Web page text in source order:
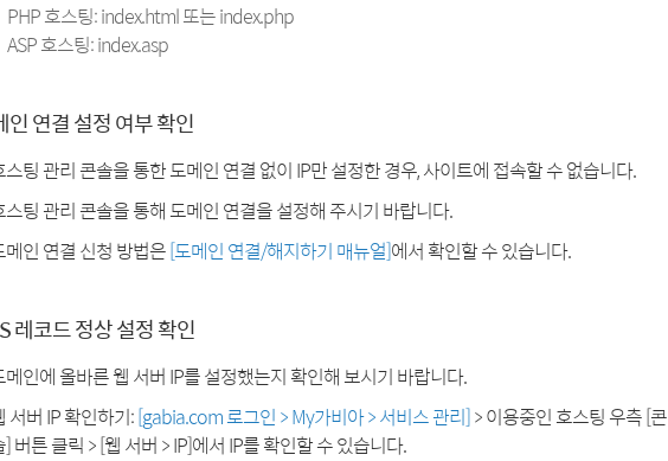
PHP 호스팅: index.html 또는 index.php
ASP 호스팅: index.asp
인 연결 설정 여부 확인
스팅 관리 콘솔을 통한 도메인 연결 없이 IP만 설정한 경우, 사이트에 접속할 수 없습니다.
스팅 관리 콘솔을 통해 도메인 연결을 설정해 주시기 바랍니다.
메인 연결 신청 방법은[도메인 연결/해지하기 매뉴얼]에서 확인할 수 있습니다.
레코드 정상 설정 확인
메인에 올바른 웹 서버 IP를 설정했는지 확인해 보시기 바랍니다.
서버 IP 확인하기:[gabia.com 로그인 > My가비아 > 서비스 관리]> 이용중인 호스팅 우측 [콘
] 버튼 클릭 > [웹 서버 > IP]에서 IP를 확인할 수 있습니다.